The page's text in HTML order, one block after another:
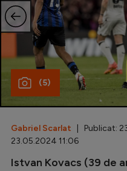
Echipa
U21
Fotbal
Special
Diverse
Inedit
(5)
Gabriel Scarlat | Publicat:
23.05.2024 11:06
Istvan Kovacs (39 de